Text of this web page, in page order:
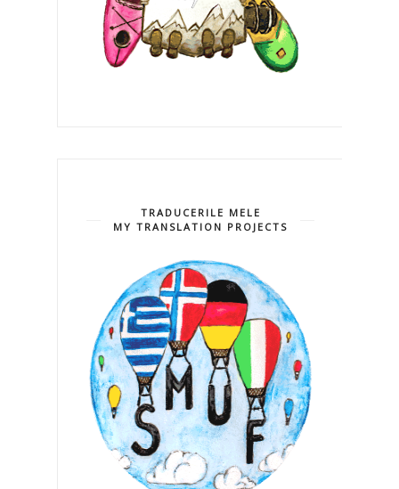
TRADUCERILE MELE
MY TRANSLATION PROJECTS